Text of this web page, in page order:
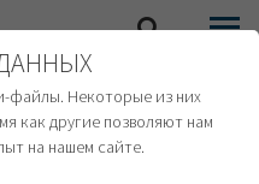
файлы. Некоторые из них
как другие позволяют нам
на нашем сайте.